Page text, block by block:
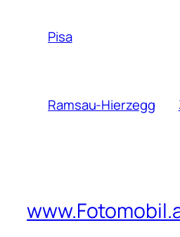
Pisa
Ramsau-Hierzegg